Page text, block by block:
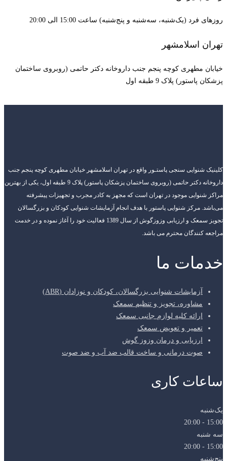
روزهای فرد (یک‌شنبه، سه‌شنبه و پنج‌شنبه) ساعت 15:00 الی 20:00
تهران اسلامشهر
خیابان مطهری کوچه پنجم جنب داروخانه دکتر حاتمی (روبروی ساختمان
پزشکان پاستور) پلاک 9 طبقه اول
کلینیک شنوایی سنجی پاستـور واقع در تهران اسلامشهر خیابان مطهری کوچه پنجم جنب
داروخانه دکتر حاتمی (روبروی ساختمان پزشکان پاستور) پلاک 9 طبقه اول، یکی از بهترین
مراکز شنوایی موجود در تهران است که مجهز به کادر مجرب و تجهیزات پیشرفته
می‌باشد. مرکز شنوایی پاستور با هدف انجام آزمایشات شنوایی کودکان و بزرگسالان
تجویز سمعک و ارزیابی وزوزگوش از سال 1389 فعالیت خود را آغاز نموده و در خدمت
مراجعه کنندگان محترم می باشد.
خدمات ما
آزمایشات شنوایی بزرگسالان، کودکان و نوزادان (ABR)
مشاوره، تجویز و تنظیم سمعک
ارائه کلیه لوازم جانبی سمعک
تعمیر و تعویض سمعک
ارزیابی و درمان وزوز گوش
صوت درمانی و ساخت قالب ضد آب و ضد صوت
ساعات کاری
یک‌شنبه
15:00 - 20:00
سه شنبه
15:00 - 20:00
پنج‌شنبه